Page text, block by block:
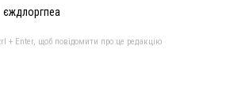
єждлоргпеа
+ Enter, щоб повідомити про це редакцію